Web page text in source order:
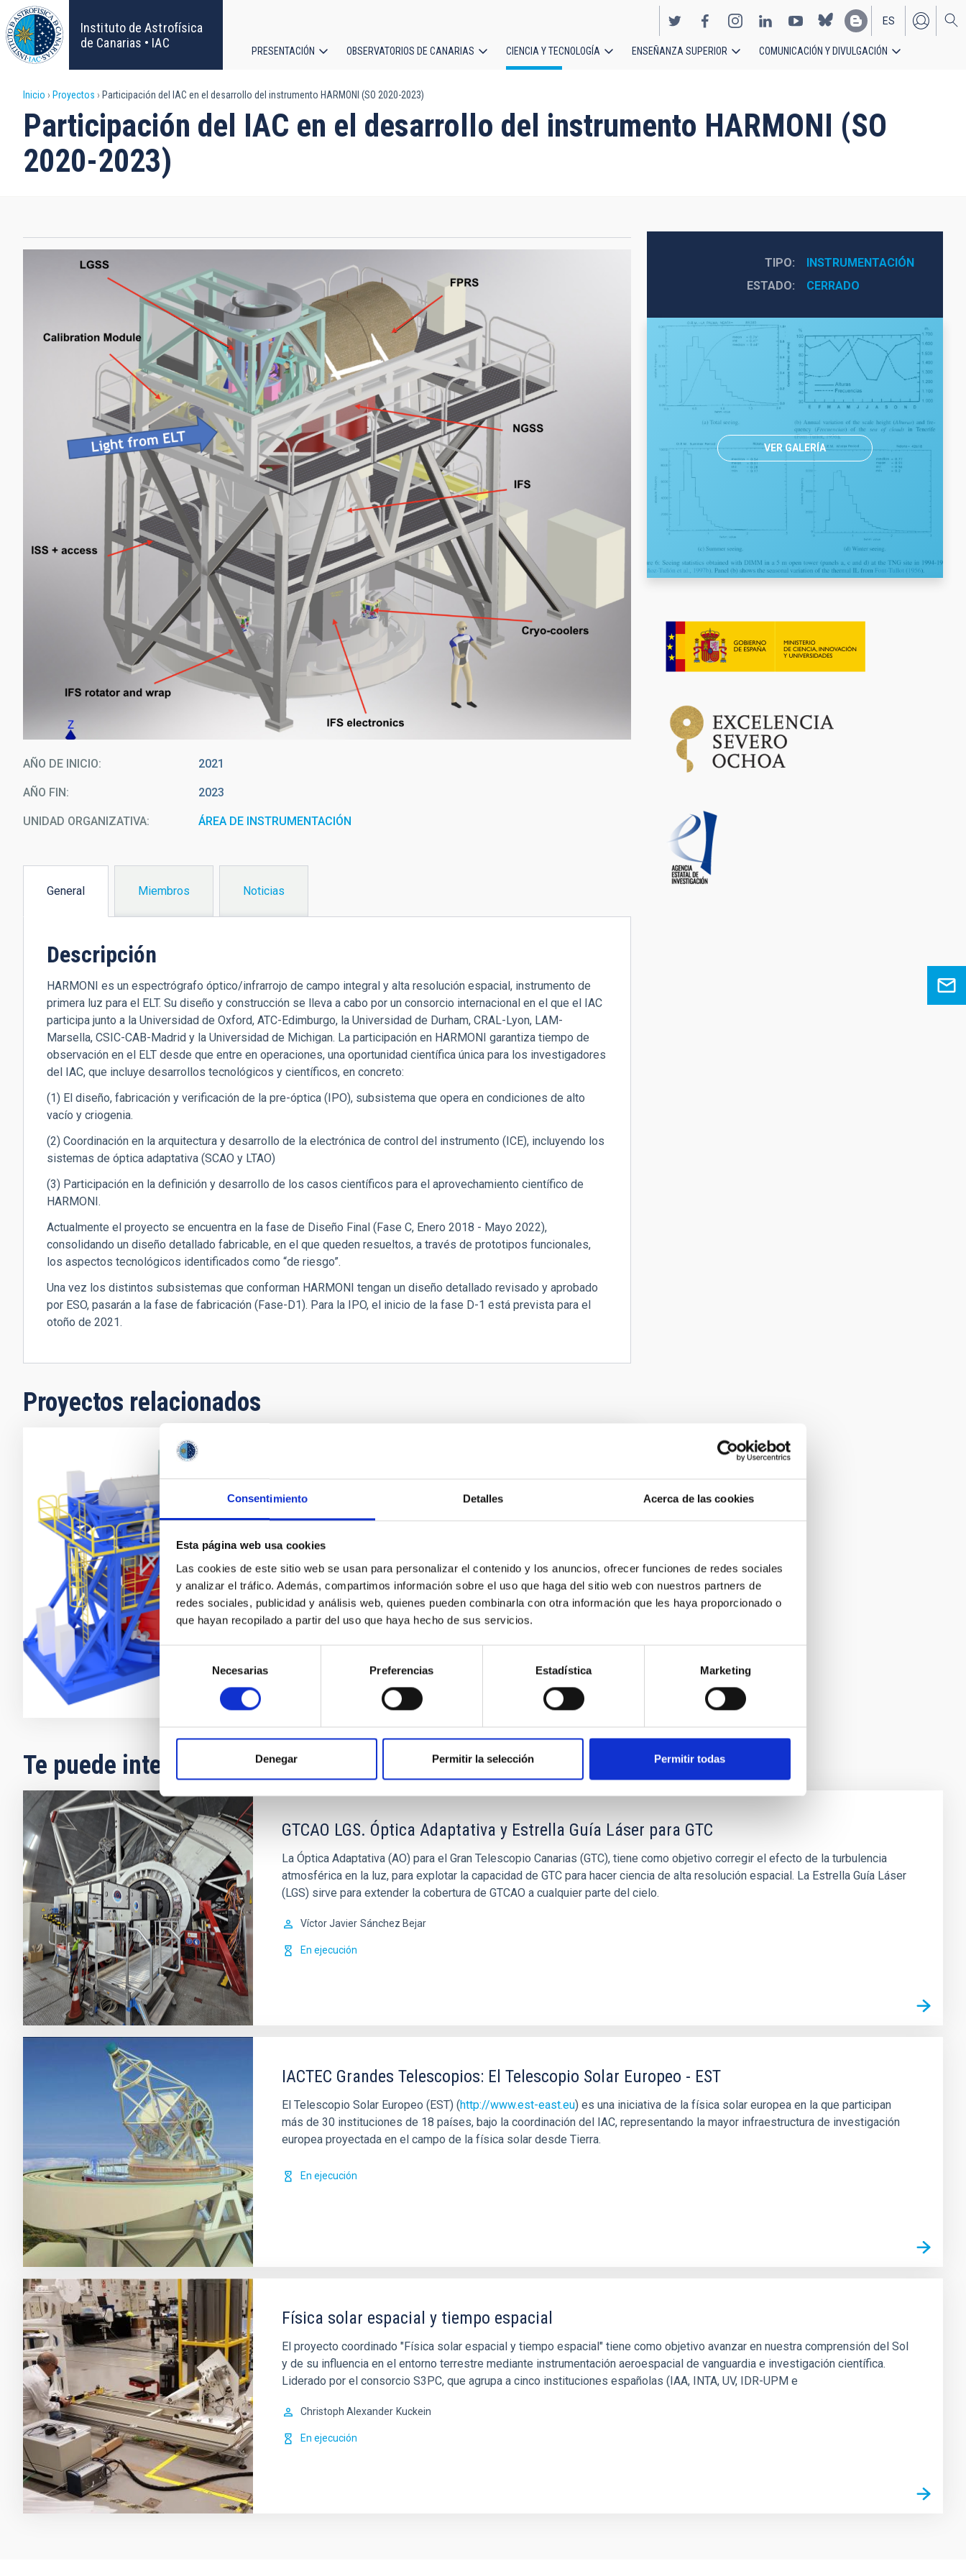
Consentimiento Detalles Acerca de las cookies
Esta página web usa cookies
Las cookies de este sitio web se usan para personalizar el contenido y los anuncios, ofrecer funciones de redes sociales
y analizar el tráfico. Además, compartimos información sobre el uso que haga del sitio web con nuestros partners de
redes sociales, publicidad y análisis web, quienes pueden combinarla con otra información que les haya proporcionado o
que hayan recopilado a partir del uso que haya hecho de sus servicios.
Selección
consentimiento
Necesarias Preferencias Estadística Marketing
Denegar Permitir la selección Permitir todas
Pasar
al
contenido
principal
Instituto de Astrofísica
de Canarias • IAC
EN
ES
principal
PRESENTACIÓN OBSERVATORIOS DE CANARIAS CIENCIA Y TECNOLOGÍA ENSEÑANZA SUPERIOR COMUNICACIÓN Y DIVULGACIÓN
Sobrescribir
enlaces
de
a
navegación
Inicio Proyectos Participación del IAC en el desarrollo del instrumento HARMONI (SO 2020-2023)
Participación del IAC en el desarrollo del instrumento HARMONI (SO
2020-2023)
AÑO DE INICIO 2021
AÑO FIN 2023
UNIDAD ORGANIZATIVA ÁREA DE INSTRUMENTACIÓN
General
Miembros Noticias
Descripción
HARMONI es un espectrógrafo óptico/infrarrojo de campo integral y alta resolución espacial, instrumento de
primera luz para el ELT. Su diseño y construcción se lleva a cabo por un consorcio internacional en el que el IAC
participa junto a la Universidad de Oxford, ATC-Edimburgo, la Universidad de Durham, CRAL-Lyon, LAM-
Marsella, CSIC-CAB-Madrid y la Universidad de Michigan. La participación en HARMONI garantiza tiempo de
observación en el ELT desde que entre en operaciones, una oportunidad científica única para los investigadores
del IAC, que incluye desarrollos tecnológicos y científicos, en concreto:
(1) El diseño, fabricación y verificación de la pre-óptica (IPO), subsistema que opera en condiciones de alto
vacío y criogenia.
(2) Coordinación en la arquitectura y desarrollo de la electrónica de control del instrumento (ICE), incluyendo los
sistemas de óptica adaptativa (SCAO y LTAO)
(3) Participación en la definición y desarrollo de los casos científicos para el aprovechamiento científico de
HARMONI.
Actualmente el proyecto se encuentra en la fase de Diseño Final (Fase C, Enero 2018 - Mayo 2022),
consolidando un diseño detallado fabricable, en el que queden resueltos, a través de prototipos funcionales,
los aspectos tecnológicos identificados como “de riesgo”.
Una vez los distintos subsistemas que conforman HARMONI tengan un diseño detallado revisado y aprobado
por ESO, pasarán a la fase de fabricación (Fase-D1). Para la IPO, el inicio de la fase D-1 está prevista para el
otoño de 2021.
Proyectos relacionados
HARMONI es uno de los dos instrumentos científicos de primera luz
rango óptico e infrarrojo cercano, y con una resolución espectral que
varía entre R ~ 4000 y R ~ 20000
María Begoña
García Lorenzo
Evencio Mediavilla Gradolph
En ejecución
TIPO
INSTRUMENTACIÓN
ESTADO
CERRADO
VER GALERÍA
Te puede interesar
GTCAO LGS. Óptica Adaptativa y Estrella Guía Láser para GTC
La Óptica Adaptativa (AO) para el Gran Telescopio Canarias (GTC), tiene como objetivo corregir el efecto de la turbulencia
atmosférica en la luz, para explotar la capacidad de GTC para hacer ciencia de alta resolución espacial. La Estrella Guía Láser
(LGS) sirve para extender la cobertura de GTCAO a cualquier parte del cielo.
Víctor Javier Sánchez Bejar
En ejecución
IACTEC Grandes Telescopios: El Telescopio Solar Europeo - EST
El Telescopio Solar Europeo (EST) (http://www.est-east.eu) es una iniciativa de la física solar europea en la que participan
más de 30 instituciones de 18 países, bajo la coordinación del IAC, representando la mayor infraestructura de investigación
europea proyectada en el campo de la física solar desde Tierra.
En ejecución
Física solar espacial y tiempo espacial
El proyecto coordinado "Física solar espacial y tiempo espacial" tiene como objetivo avanzar en nuestra comprensión del Sol
y de su influencia en el entorno terrestre mediante instrumentación aeroespacial de vanguardia e investigación científica.
Liderado por el consorcio S3PC, que agrupa a cinco instituciones españolas (IAA, INTA, UV, IDR-UPM e
Christoph Alexander Kuckein
En ejecución